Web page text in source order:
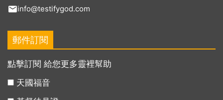
info@testifygod.com
郵件訂閱
點擊訂閱 給您更多靈裡幫助
天國福音